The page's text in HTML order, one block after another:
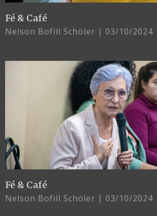
Fé & Café
Nelson Bofill Schöler 03/10/2024
Fé & Café
Nelson Bofill Schöler 03/10/2024